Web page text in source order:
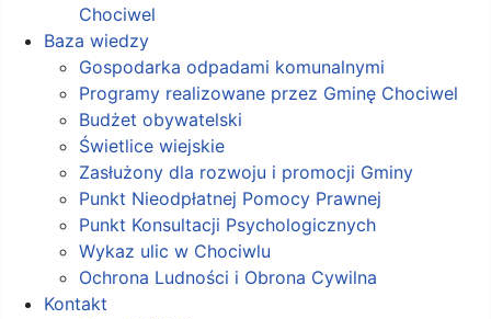
Chociwel
Baza wiedzy
Gospodarka odpadami komunalnymi
Programy realizowane przez Gminę Chociwel
Budżet obywatelski
Świetlice wiejskie
Zasłużony dla rozwoju i promocji Gminy
Punkt Nieodpłatnej Pomocy Prawnej
Punkt Konsultacji Psychologicznych
Wykaz ulic w Chociwlu
Ochrona Ludności i Obrona Cywilna
Kontakt